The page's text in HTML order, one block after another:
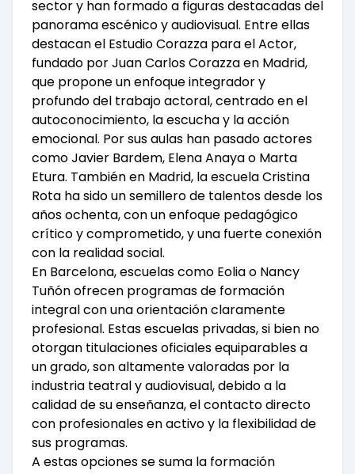
sector y han formado a figuras destacadas del
panorama escénico y audiovisual. Entre ellas
destacan el Estudio Corazza para el Actor,
fundado por Juan Carlos Corazza en Madrid,
que propone un enfoque integrador y
profundo del trabajo actoral, centrado en el
autoconocimiento, la escucha y la acción
emocional. Por sus aulas han pasado actores
como Javier Bardem, Elena Anaya o Marta
Etura. También en Madrid, la escuela Cristina
Rota ha sido un semillero de talentos desde los
años ochenta, con un enfoque pedagógico
crítico y comprometido, y una fuerte conexión
con la realidad social.
En Barcelona, escuelas como Eolia o Nancy
Tuñón ofrecen programas de formación
integral con una orientación claramente
profesional. Estas escuelas privadas, si bien no
otorgan titulaciones oficiales equiparables a
un grado, son altamente valoradas por la
industria teatral y audiovisual, debido a la
calidad de su enseñanza, el contacto directo
con profesionales en activo y la flexibilidad de
sus programas.
A estas opciones se suma la formación